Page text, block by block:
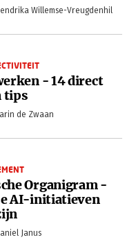
Willemse-Vreugdenhil
- 14 direct
tips
de Zwaan
Organigram -
AI-initiatieven
Janus